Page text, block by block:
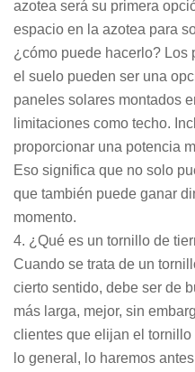
azotea será su primera
espacio en la azotea para
¿cómo puede hacerlo? Los
el suelo pueden ser una
paneles solares montados
limitaciones como techo.
proporcionar una potencia
Eso significa que no solo
que también puede ganar
momento.
4. ¿Qué es un tornillo de
Cuando se trata de un
cierto sentido, debe ser de
más larga, mejor, sin
clientes que elijan el
lo general, lo haremos